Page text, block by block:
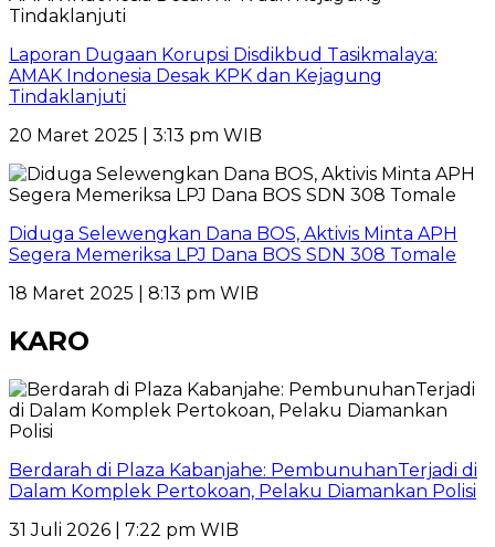
Laporan Dugaan Korupsi Disdikbud Tasikmalaya:
AMAK Indonesia Desak KPK dan Kejagung
Tindaklanjuti
20 Maret 2025 | 3:13 pm WIB
Diduga Selewengkan Dana BOS, Aktivis Minta APH
Segera Memeriksa LPJ Dana BOS SDN 308 Tomale
18 Maret 2025 | 8:13 pm WIB
KARO
Berdarah di Plaza Kabanjahe: PembunuhanTerjadi di
Dalam Komplek Pertokoan, Pelaku Diamankan Polisi
31 Juli 2026 | 7:22 pm WIB